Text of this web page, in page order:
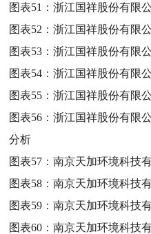
图表51：浙江国祥股份有限
图表52：浙江国祥股份有限
图表53：浙江国祥股份有限
图表54：浙江国祥股份有限
图表55：浙江国祥股份有限
图表56：浙江国祥股份有限
分析
图表57：南京天加环境科技
图表58：南京天加环境科技
图表59：南京天加环境科技
图表60：南京天加环境科技